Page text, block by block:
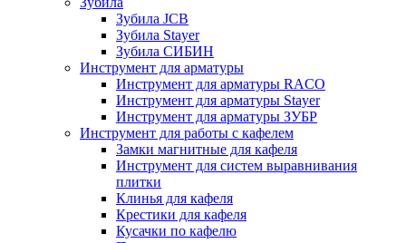
Зубила JCB
Зубила Stayer
Зубила СИБИН
Инструмент для арматуры
Инструмент для арматуры RACO
Инструмент для арматуры Stayer
Инструмент для арматуры ЗУБР
Инструмент для работы с кафелем
Замки магнитные для кафеля
Инструмент для систем выравнивания
плитки
Клинья для кафеля
Крестики для кафеля
Кусачки по кафелю